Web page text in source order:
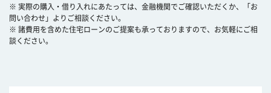
※ 実際の購入・借り入れにあたっては、金融機関でご確認いただくか、「お
問い合わせ」よりご相談ください。
※ 諸費用を含めた住宅ローンのご提案も承っておりますので、お気軽にご相
談ください。